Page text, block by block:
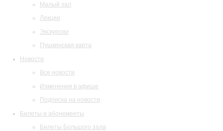
Малый зал
Лекции
Экскурсии
Пушкинская карта
Новости
Все новости
Изменения в афише
Подписка на новости
Билеты и абонементы
Билеты Большого зала